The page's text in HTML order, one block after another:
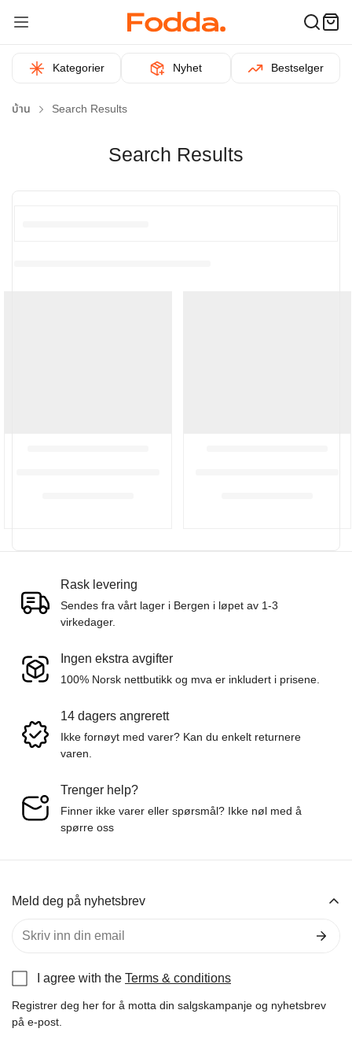
Kategorier Nyhet Bestselger
บ้าน Search Results
Search Results
Rask levering
Sendes fra vårt lager i Bergen i løpet av 1-3
virkedager.
Ingen ekstra avgifter
100% Norsk nettbutikk og mva er inkludert i prisene.
14 dagers angrerett
Ikke fornøyt med varer? Kan du enkelt returnere
varen.
Trenger help?
Finner ikke varer eller spørsmål? Ikke nøl med å
spørre oss
Meld deg på nyhetsbrev
I agree with the Terms & conditions
Registrer deg her for å motta din salgskampanje og nyhetsbrev
på e-post.
Confirm your age
Are you 18 years old or older?
No, I'm not Yes, I am